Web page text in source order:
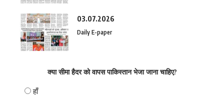
03.07.2026
Daily E-paper
क्या सीमा हैदर को वापस पाकिस्तान भेजा जाना चाहिए?
हाँ